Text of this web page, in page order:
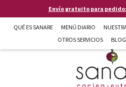
Pasar al contenido principal
Envío gratuito para
QUÉ ES SANARE MENÚ DIARIO
OTROS SERVICIOS
BLOG